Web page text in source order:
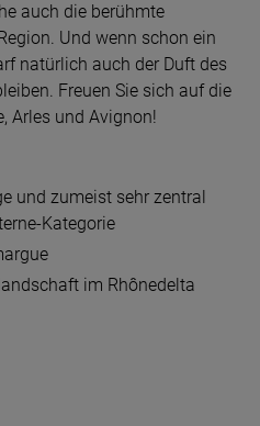
auch die berühmte
Und wenn schon ein
natürlich auch der Duft des
Freuen Sie sich auf die
Arles und Avignon!
und zumeist sehr zentral
Kategorie
im Rhônedelta